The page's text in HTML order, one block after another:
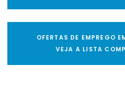
OFERTAS DE EMPREGO
VEJA A LISTA